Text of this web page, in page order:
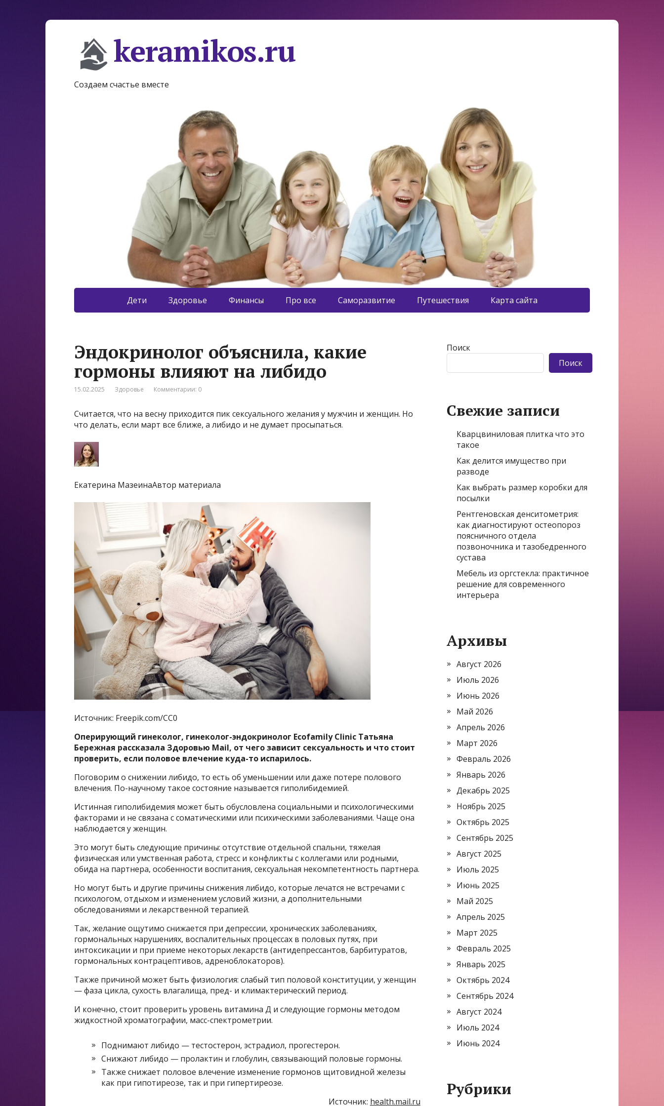
keramikos.ru
Создаем счастье вместе
Дети Здоровье Финансы Про все Саморазвитие Путешествия Карта сайта
Эндокринолог объяснила, какие
гормоны влияют на либидо
15.02.2025 Здоровье Комментарии: 0
Считается, что на весну приходится пик сексуального желания у мужчин и женщин. Но
что делать, если март все ближе, а либидо и не думает просыпаться.
Екатерина МазеинаАвтор материала
Источник: Freepik.com/CC0
Оперирующий гинеколог, гинеколог-эндокринолог Ecofamily Clinic Татьяна
Бережная рассказала Здоровью Mail, от чего зависит сексуальность и что стоит
проверить, если половое влечение куда-то испарилось.
Поговорим о снижении либидо, то есть об уменьшении или даже потере полового
влечения. По-научному такое состояние называется гиполибидемией.
Истинная гиполибидемия может быть обусловлена социальными и психологическими
факторами и не связана с соматическими или психическими заболеваниями. Чаще она
наблюдается у женщин.
Это могут быть следующие причины: отсутствие отдельной спальни, тяжелая
физическая или умственная работа, стресс и конфликты с коллегами или родными,
обида на партнера, особенности воспитания, сексуальная некомпетентность партнера.
Но могут быть и другие причины снижения либидо, которые лечатся не встречами с
психологом, отдыхом и изменением условий жизни, а дополнительными
обследованиями и лекарственной терапией.
Так, желание ощутимо снижается при депрессии, хронических заболеваниях,
гормональных нарушениях, воспалительных процессах в половых путях, при
интоксикации и при приеме некоторых лекарств (антидепрессантов, барбитуратов,
гормональных контрацептивов, адреноблокаторов).
Также причиной может быть физиология: слабый тип половой конституции, у женщин
— фаза цикла, сухость влагалища, пред- и климактерический период.
И конечно, стоит проверить уровень витамина Д и следующие гормоны методом
жидкостной хроматографии, масс-спектрометрии.
Поднимают либидо — тестостерон, эстрадиол, прогестерон.
Снижают либидо — пролактин и глобулин, связывающий половые гормоны.
Также снижает половое влечение изменение гормонов щитовидной железы
как при гипотиреозе, так и при гипертиреозе.
Источник: health.mail.ru
Поиск
Поиск
Свежие записи
Кварцвиниловая плитка что это
такое
Как делится имущество при
разводе
Как выбрать размер коробки для
посылки
Рентгеновская денситометрия:
как диагностируют остеопороз
поясничного отдела
позвоночника и тазобедренного
сустава
Мебель из оргстекла: практичное
решение для современного
интерьера
Архивы
Август 2026
Июль 2026
Июнь 2026
Май 2026
Апрель 2026
Март 2026
Февраль 2026
Январь 2026
Декабрь 2025
Ноябрь 2025
Октябрь 2025
Сентябрь 2025
Август 2025
Июль 2025
Июнь 2025
Май 2025
Апрель 2025
Март 2025
Февраль 2025
Январь 2025
Октябрь 2024
Сентябрь 2024
Август 2024
Июль 2024
Июнь 2024
Рубрики